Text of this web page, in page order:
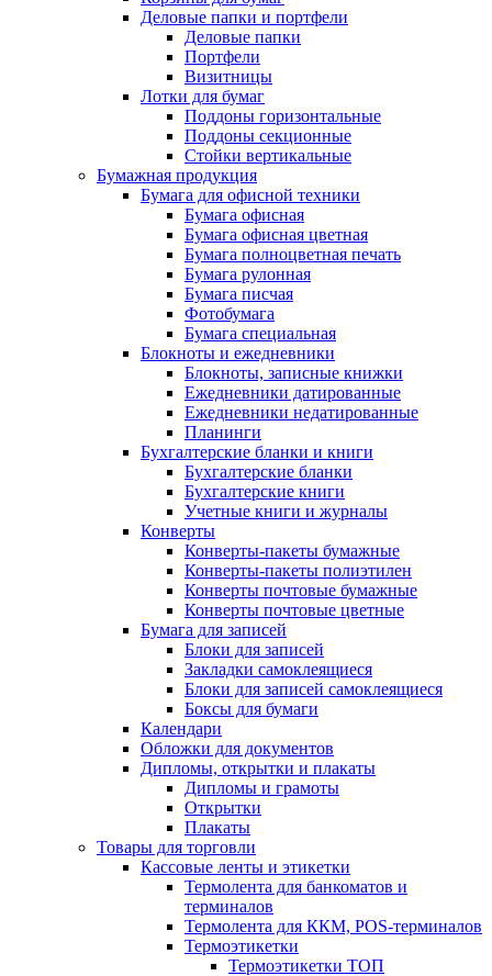
Деловые папки и портфели
Деловые папки
Портфели
Визитницы
Лотки для бумаг
Поддоны горизонтальные
Поддоны секционные
Стойки вертикальные
Бумажная продукция
Бумага для офисной техники
Бумага офисная
Бумага офисная цветная
Бумага полноцветная печать
Бумага рулонная
Бумага писчая
Фотобумага
Бумага специальная
Блокноты и ежедневники
Блокноты, записные книжки
Ежедневники датированные
Ежедневники недатированные
Планинги
Бухгалтерские бланки и книги
Бухгалтерские бланки
Бухгалтерские книги
Учетные книги и журналы
Конверты
Конверты-пакеты бумажные
Конверты-пакеты полиэтилен
Конверты почтовые бумажные
Конверты почтовые цветные
Бумага для записей
Блоки для записей
Закладки самоклеящиеся
Блоки для записей самоклеящиеся
Боксы для бумаги
Календари
Обложки для документов
Дипломы, открытки и плакаты
Дипломы и грамоты
Открытки
Плакаты
Товары для торговли
Кассовые ленты и этикетки
Термолента для банкоматов и
терминалов
Термолента для ККМ, POS-терминалов
Термоэтикетки
Термоэтикетки ТОП